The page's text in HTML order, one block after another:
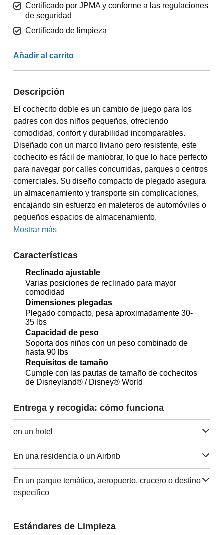
Certificado por JPMA y conforme a las regulaciones
de seguridad
Certificado de limpieza
Añadir al carrito
Descripción
El cochecito doble es un cambio de juego para los
padres con dos niños pequeños, ofreciendo
comodidad, confort y durabilidad incomparables.
Diseñado con un marco liviano pero resistente, este
cochecito es fácil de maniobrar, lo que lo hace perfecto
para navegar por calles concurridas, parques o centros
comerciales. Su diseño compacto de plegado asegura
un almacenamiento y transporte sin complicaciones,
encajando sin esfuerzo en maleteros de automóviles o
pequeños espacios de almacenamiento.
Mostrar más
Características
Reclinado ajustable
Varias posiciones de reclinado para mayor
comodidad
Dimensiones plegadas
Plegado compacto, pesa aproximadamente 30-
35 lbs
Capacidad de peso
Soporta dos niños con un peso combinado de
hasta 90 lbs
Requisitos de tamaño
Cumple con las pautas de tamaño de cochecitos
de Disneyland® / Disney® World
Entrega y recogida: cómo funciona
en un hotel
En una residencia o un Airbnb
En un parque temático, aeropuerto, crucero o destino
específico
Estándares de Limpieza